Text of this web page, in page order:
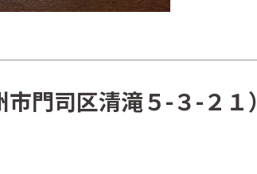
門司区清滝５-３-２１）